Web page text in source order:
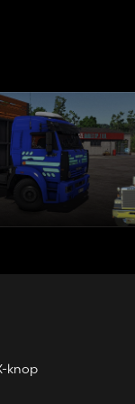
knop